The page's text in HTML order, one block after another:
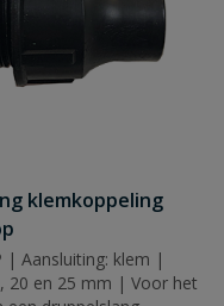
klemkoppeling
| Aansluiting: klem |
20 en 25 mm | Voor het